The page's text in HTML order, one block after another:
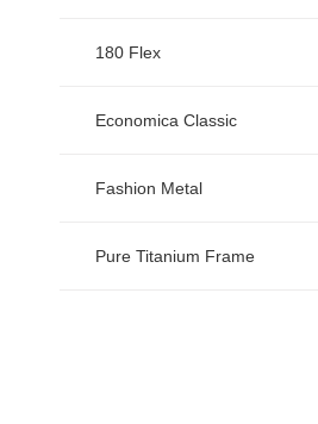
180 Flex
Economica Classic
Fashion Metal
Pure Titanium Frame